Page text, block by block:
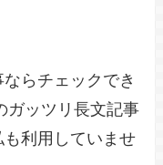
らチェックでき
ガッツリ長文記事
利用していませ